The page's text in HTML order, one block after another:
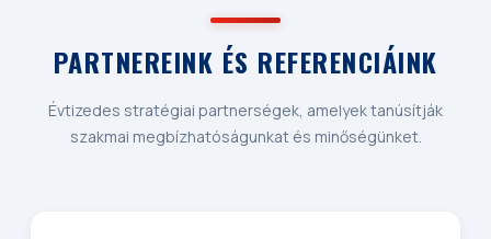
PARTNEREINK ÉS REFERENCIÁINK
Évtizedes stratégiai partnerségek, amelyek tanúsítják
szakmai megbízhatóságunkat és minőségünket.